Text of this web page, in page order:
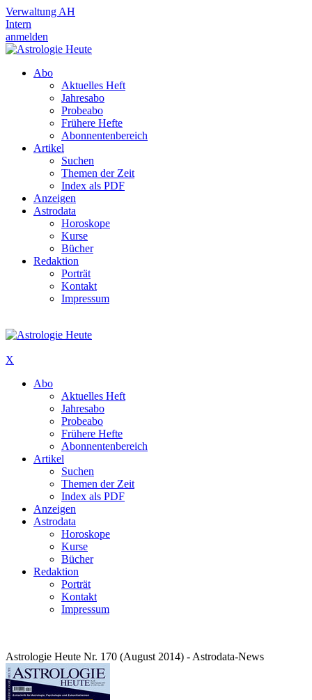
Verwaltung AH
Intern
anmelden
Abo
Aktuelles Heft
Jahresabo
Probeabo
Frühere Hefte
Abonnentenbereich
Artikel
Suchen
Themen der Zeit
Index als PDF
Anzeigen
Astrodata
Horoskope
Kurse
Bücher
Redaktion
Porträt
Kontakt
Impressum
X
Abo
Aktuelles Heft
Jahresabo
Probeabo
Frühere Hefte
Abonnentenbereich
Artikel
Suchen
Themen der Zeit
Index als PDF
Anzeigen
Astrodata
Horoskope
Kurse
Bücher
Redaktion
Porträt
Kontakt
Impressum
Astrologie Heute Nr. 170 (August 2014) - Astrodata-News